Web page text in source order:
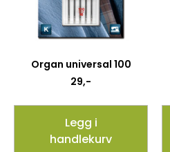
Organ universal 100
29,-
Legg i
handlekurv